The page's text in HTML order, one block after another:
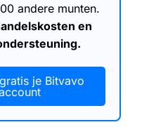
andere munten.
en
je Bitvavo